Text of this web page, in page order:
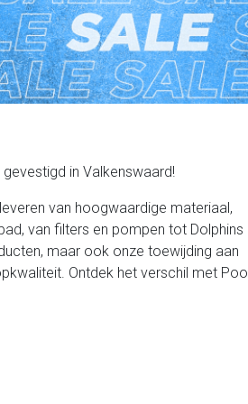
in Valkenswaard!
van hoogwaardige materiaal,
van filters en pompen tot Dolphins
maar ook onze toewijding aan
Ontdek het verschil met